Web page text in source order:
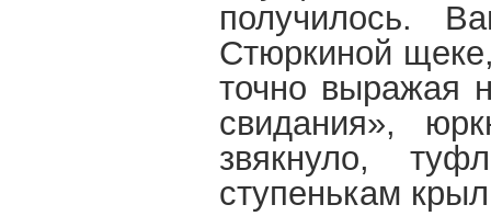
получилось.
Стюркиной
точно выражая
свидания»,
звякнуло,
ступенькам